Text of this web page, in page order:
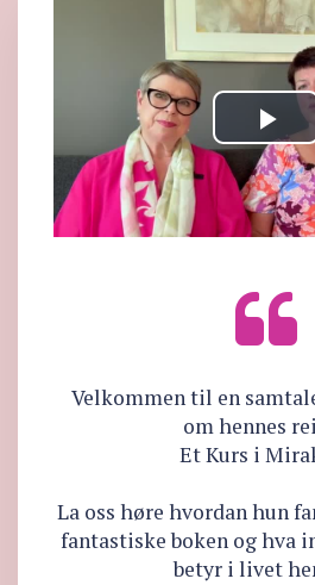
Velkommen til en
om hennes
Et Kurs i
La oss høre hvordan hun
fantastiske boken og hva
betyr i livet